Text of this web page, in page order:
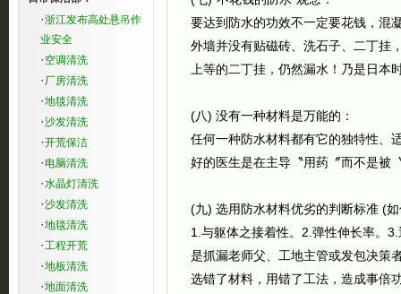
·浙江发布高处悬吊作
业安全
· 空调清洗
· 厂房清洗
·地毯清洗
·沙发清洗
·开荒保洁
·电脑清洗
·水晶灯清洗
·沙发清洗
·地毯清洗
·工程开荒
·地板清洗
·地面清洗
要达到防水的功效不一定要花钱，混
外墙并没有贴磁砖、洗石子、二丁挂
上等的二丁挂，仍然漏水！乃是日
(八) 没有一种材料是万能的：
任何一种防水材料都有它的独特性、
好的医生是在主导〝用药〞而不是被
(九) 选用防水材料优劣的判断标准 (
1.与躯体之接着性。2.弹性伸长率。
是抓漏老师父、工地主管或发包决策
选错了材料，用错了工法，造成事倍